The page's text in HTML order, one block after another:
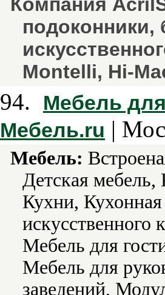
подоконники,
Montelli, Hi-
94.
Мебель
Мебель.ru |
Мебель:
Детская
Кухни,
искусственного
Мебель для
Мебель для
заведений,